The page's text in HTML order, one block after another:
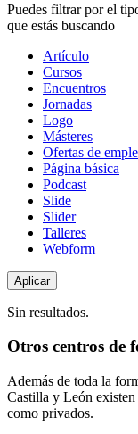
Puedes filtrar por el
que estás buscando
Tipo
contenido
Artículo
Cursos
Encuentros
Jornadas
Logo
Másteres
Ofertas de
Página básica
Podcast
Slide
Slider
Talleres
Webform
Sin resultados.
Otros centros de
Además de toda la
Castilla y León
como privados.